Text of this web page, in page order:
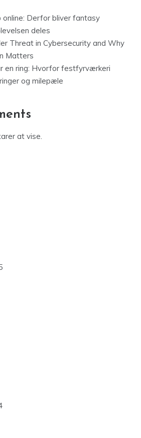
Derfor bliver fantasy
deles
Threat in Cybersecurity and Why
Matters
en ring: Hvorfor festfyrværkeri
og milepæle
at vise.